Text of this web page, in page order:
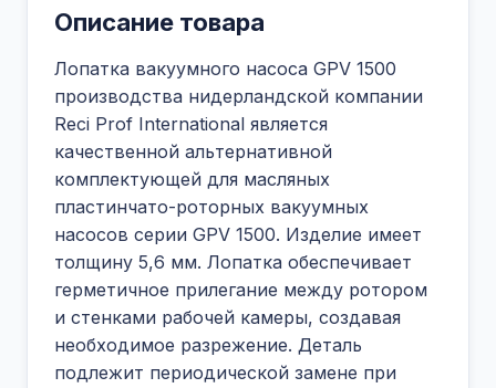
Описание товара
Лопатка вакуумного насоса GPV 1500
производства нидерландской компании
Reci Prof International является
качественной альтернативной
комплектующей для масляных
пластинчато-роторных вакуумных
насосов серии GPV 1500. Изделие имеет
толщину 5,6 мм. Лопатка обеспечивает
герметичное прилегание между ротором
и стенками рабочей камеры, создавая
необходимое разрежение. Деталь
подлежит периодической замене при